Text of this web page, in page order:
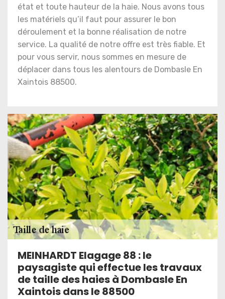
état et toute hauteur de la haie. Nous avons tous
les matériels qu’il faut pour assurer le bon
déroulement et la bonne réalisation de notre
service. La qualité de notre offre est très fiable. Et
pour vous servir, nous sommes en mesure de
déplacer dans tous les alentours de Dombasle En
Xaintois 88500.
MEINHARDT Elagage 88 : le
paysagiste qui effectue les travaux
de taille des haies à Dombasle En
Xaintois dans le 88500